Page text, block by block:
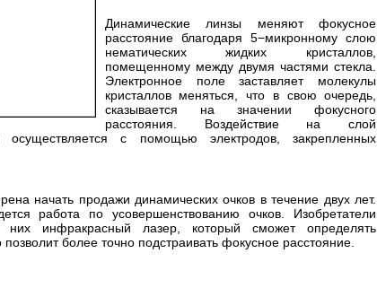
Динамические линзы меняют фокусное
расстояние благодаря 5−микронному слою
нематических жидких кристаллов,
помещенному между двумя частями стекла.
Электронное поле заставляет молекулы
кристаллов меняться, что в свою очередь,
сказывается на значении фокусного
расстояния. Воздействие на слой
осуществляется с помощью электродов, закрепленных
начать продажи динамических очков в течение двух лет.
работа по усовершенствованию очков. Изобретатели
инфракрасный лазер, который сможет определять
более точно подстраивать фокусное расстояние.